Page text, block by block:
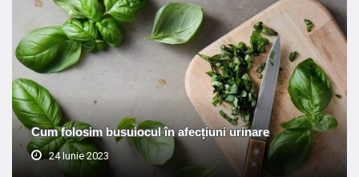
Cum folosim busuiocul în afecțiuni urinare
24 Iunie 2023